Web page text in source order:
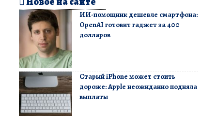
ИИ-помощник дешевле смартфона:
OpenAI готовит гаджет за 400
долларов
Старый iPhone может стоить
дороже: Apple неожиданно подняла
выплаты